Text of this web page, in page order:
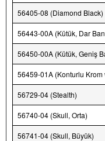
56405-08 (Diamond Black)
56443-00A (Kütük, Dar
56450-00A (Kütük, Geniş
56459-01A (Konturlu Krom
56729-04 (Stealth)
56740-04 (Skull, Orta)
56741-04 (Skull, Büyük)